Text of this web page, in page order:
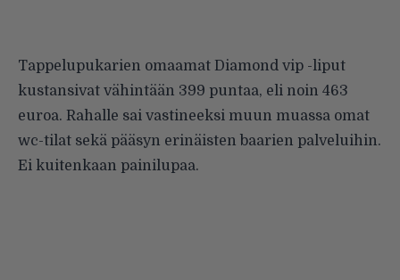
Tappelupukarien omaamat Diamond vip -liput
kustansivat vähintään 399 puntaa, eli noin 463
euroa. Rahalle sai vastineeksi muun muassa omat
wc-tilat sekä pääsyn erinäisten baarien palveluihin.
Ei kuitenkaan painilupaa.